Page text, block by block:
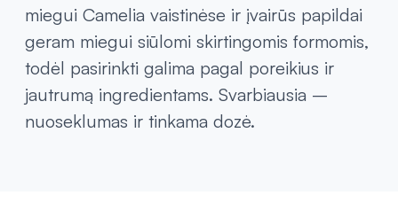
miegui Camelia vaistinėse ir įvairūs papildai
geram miegui siūlomi skirtingomis formomis,
todėl pasirinkti galima pagal poreikius ir
jautrumą ingredientams. Svarbiausia –
nuoseklumas ir tinkama dozė.